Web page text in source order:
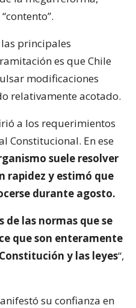
principales
es que Chile
modificaciones
relativamente acotado.
a los requerimientos
Constitucional. En ese
suele resolver
rapidez y estimó que
durante agosto.
las normas que se
que son enteramente
y las leyes“,
su confianza en